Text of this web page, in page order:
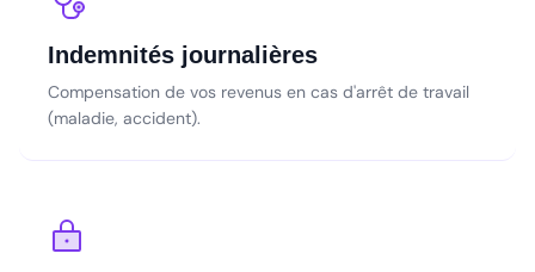
Indemnités journalières
Compensation de vos revenus en cas d'arrêt de travail
(maladie, accident).